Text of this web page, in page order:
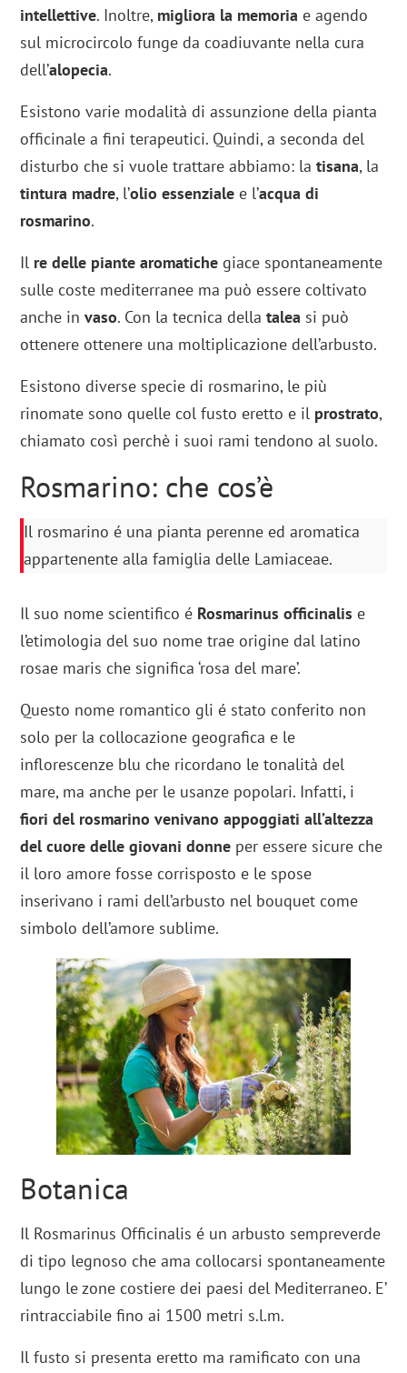
intellettive. Inoltre, migliora la memoria e agendo
sul microcircolo funge da coadiuvante nella cura
dell’alopecia.
Esistono varie modalità di assunzione della pianta
officinale a fini terapeutici. Quindi, a seconda del
disturbo che si vuole trattare abbiamo: latisana, la
tintura madre, l’olio essenziale e l’acqua di
rosmarino.
Il re delle piante aromatiche giace spontaneamente
sulle coste mediterranee ma può essere coltivato
anche invaso. Con la tecnica dellatalea si può
ottenere ottenere una moltiplicazione dell’arbusto.
Esistono diverse specie di rosmarino, le più
rinomate sono quelle col fusto eretto e il prostrato,
chiamato così perchè i suoi rami tendono al suolo.
Rosmarino: che cos’è
Il rosmarino é una pianta perenne ed aromatica
appartenente alla famiglia delle Lamiaceae.
Il suo nome scientifico é Rosmarinus officinalis e
l’etimologia del suo nome trae origine dal latino
rosae maris che significa ‘rosa del mare’.
Questo nome romantico gli é stato conferito non
solo per la collocazione geografica e le
inflorescenze blu che ricordano le tonalità del
mare, ma anche per le usanze popolari. Infatti, i
fiori del rosmarino venivano appoggiati all’altezza
del cuore delle giovani donne per essere sicure che
il loro amore fosse corrisposto e le spose
inserivano i rami dell’arbusto nel bouquet come
simbolo dell’amore sublime.
Botanica
Il Rosmarinus Officinalis é un arbusto sempreverde
di tipo legnoso che ama collocarsi spontaneamente
lungo le zone costiere dei paesi del Mediterraneo. E’
rintracciabile fino ai 1500 metri s.l.m.
Il fusto si presenta eretto ma ramificato con una